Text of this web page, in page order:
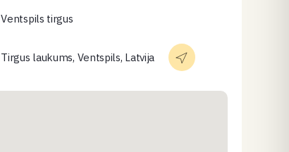
Ventspils tirgus
Tirgus laukums, Ventspils, Latvija